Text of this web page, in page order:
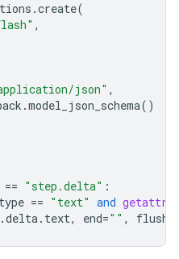
.create(
,
json" ,
.model_json_schema()
== "step.delta" :
type == "text" and getattr
.delta. text, end="" , flush